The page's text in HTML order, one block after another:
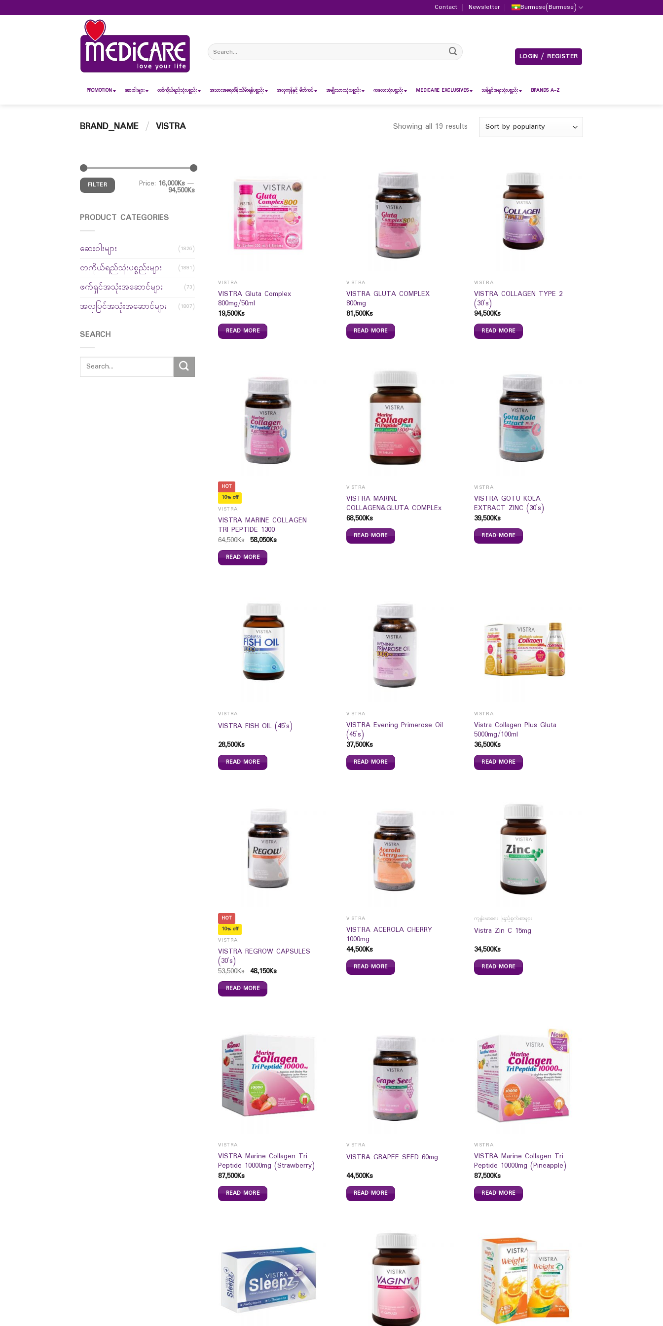
to
Contact Newsletter Burmese(Burmese)
Search
for:
LOGIN / REGISTER
PROMOTION ဆေး၀ါးများ တစ်ကိုယ်ရည်သုံးပစ္စည်း အသားအရေထိန်းသိမ်းရန်ပစ္စည်း အလှကုန်နှင့် မိတ်ကပ် အမျိုးသားသုံးပစ္စည်း ကလေးသုံးပစ္စည်း MEDICARE EXCLUSIVES သန့်ရှင်းရေးသုံးပစ္စည်း BRANDS A-Z
BRAND_NAME / VISTRA Showing all 19 results
FILTER Price: 16,000Ks—
94,500Ks
PRODUCT CATEGORIES
ဆေးဝါးများ (1826)
တကိုယ်ရည်သုံးပစ္စည်းများ (1891)
ဖက်ရှင်အသုံးအဆောင်များ (73)
အလှပြင်အသုံးအဆောင်များ (1807)
SEARCH
VISTRA
VISTRA Gluta Complex
800mg/50ml
19,500Ks
READ MORE
VISTRA
VISTRA GLUTA COMPLEX
800mg
81,500Ks
READ MORE
VISTRA
VISTRA COLLAGEN TYPE 2
(30`s)
94,500Ks
READ MORE
HOT
10% off
VISTRA
VISTRA MARINE COLLAGEN
TRI PEPTIDE 1300
64,500Ks 58,050Ks
READ MORE
VISTRA
VISTRA MARINE
COLLAGEN&GLUTA COMPLEx
68,500Ks
READ MORE
VISTRA
VISTRA GOTU KOLA
EXTRACT ZINC (30`s)
39,500Ks
READ MORE
VISTRA
VISTRA FISH OIL (45`s)
28,500Ks
READ MORE
VISTRA
VISTRA Evening Primerose Oil
(45`s)
37,500Ks
READ MORE
VISTRA
Vistra Collagen Plus Gluta
5000mg/100ml
36,500Ks
READ MORE
HOT
10% off
VISTRA
VISTRA REGROW CAPSULES
(30`s)
53,500Ks 48,150Ks
READ MORE
VISTRA
VISTRA ACEROLA CHERRY
1000mg
44,500Ks
READ MORE
ကျန်းမာရေး ဖြည့်စွက်စာများ
Vistra Zin C 15mg
34,500Ks
READ MORE
VISTRA
VISTRA Marine Collagen Tri
Peptide 10000mg (Strawberry)
87,500Ks
READ MORE
VISTRA
VISTRA GRAPEE SEED 60mg
44,500Ks
READ MORE
VISTRA
VISTRA Marine Collagen Tri
Peptide 10000mg (Pineapple)
87,500Ks
READ MORE